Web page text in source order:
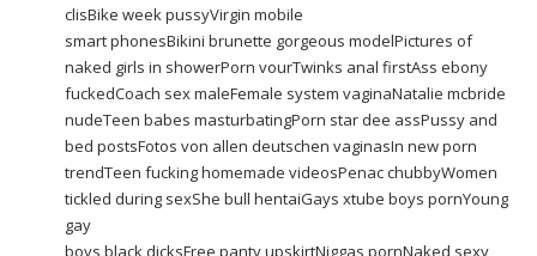
clisBike week pussyVirgin mobile
smart phonesBikini brunette gorgeous modelPictures of
naked girls in showerPorn vourTwinks anal firstAss ebony
fuckedCoach sex maleFemale system vaginaNatalie mcbride
nudeTeen babes masturbatingPorn star dee assPussy and
bed postsFotos von allen deutschen vaginasIn new porn
trendTeen fucking homemade videosPenac chubbyWomen
tickled during sexShe bull hentaiGays xtube boys pornYoung
gay
boys black dicksFree panty upskirtNiggas pornNaked sexy